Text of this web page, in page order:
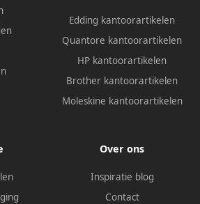
Edding kantoorartikelen
Quantore kantoorartikelen
HP kantoorartikelen
Brother kantoorartikelen
Moleskine kantoorartikelen
Over ons
Inspiratie blog
Contact